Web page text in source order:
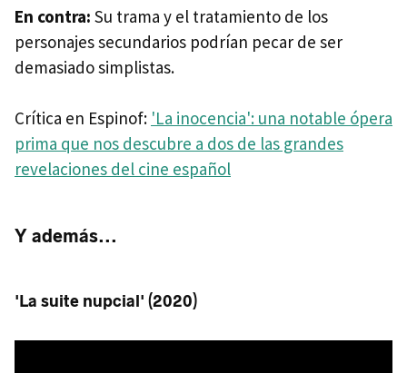
En contra: Su trama y el tratamiento de los
personajes secundarios podrían pecar de ser
demasiado simplistas.
Crítica en Espinof: 'La inocencia': una notable ópera
prima que nos descubre a dos de las grandes
revelaciones del cine español
Y además...
'La suite nupcial' (2020)